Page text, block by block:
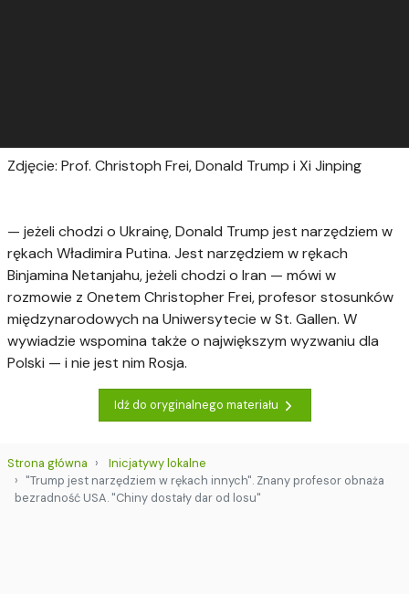
Zdjęcie: Prof. Christoph Frei, Donald Trump i Xi Jinping
— jeżeli chodzi o Ukrainę, Donald Trump jest narzędziem w
rękach Władimira Putina. Jest narzędziem w rękach
Binjamina Netanjahu, jeżeli chodzi o Iran — mówi w
rozmowie z Onetem Christopher Frei, profesor stosunków
międzynarodowych na Uniwersytecie w St. Gallen. W
wywiadzie wspomina także o największym wyzwaniu dla
Polski — i nie jest nim Rosja.
Idź do oryginalnego materiału
Strona główna
Inicjatywy lokalne
"Trump jest narzędziem w rękach innych". Znany profesor obnaża
bezradność USA. "Chiny dostały dar od losu"